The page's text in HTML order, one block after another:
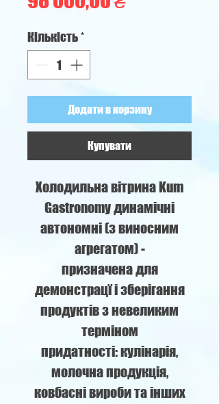
Кількість*
Додати в корзину
Купувати
Холодильна вітрина Kum
Gastronomy динамічні
автономні (з виносним
агрегатом) -
призначена для
демонстрацї і зберігання
продуктів з невеликим
терміном
придатності: кулінарія,
молочна продукція,
ковбасні вироби та інших